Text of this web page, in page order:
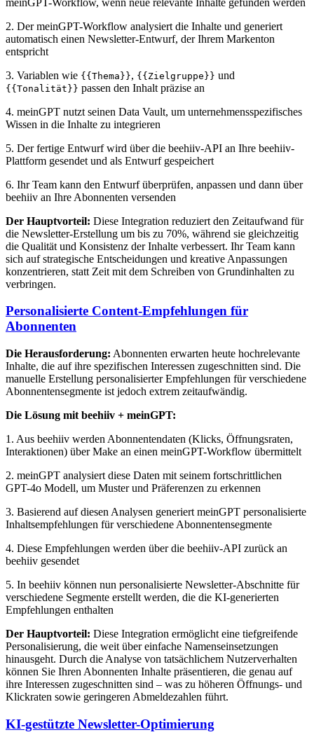
2. Der meinGPT-Workflow analysiert die Inhalte und generiert
automatisch einen Newsletter-Entwurf, der Ihrem Markenton
entspricht
3. Variablen wie {{Thema}}, {{Zielgruppe}} und
{{Tonalität}} passen den Inhalt präzise an
4. meinGPT nutzt seinen Data Vault, um unternehmensspezifisches
Wissen in die Inhalte zu integrieren
5. Der fertige Entwurf wird über die beehiiv-API an Ihre beehiiv-
Plattform gesendet und als Entwurf gespeichert
6. Ihr Team kann den Entwurf überprüfen, anpassen und dann über
beehiiv an Ihre Abonnenten versenden
Der Hauptvorteil: Diese Integration reduziert den Zeitaufwand für
die Newsletter-Erstellung um bis zu 70%, während sie gleichzeitig
die Qualität und Konsistenz der Inhalte verbessert. Ihr Team kann
sich auf strategische Entscheidungen und kreative Anpassungen
konzentrieren, statt Zeit mit dem Schreiben von Grundinhalten zu
verbringen.
Personalisierte Content-Empfehlungen für
Abonnenten
Die Herausforderung: Abonnenten erwarten heute hochrelevante
Inhalte, die auf ihre spezifischen Interessen zugeschnitten sind. Die
manuelle Erstellung personalisierter Empfehlungen für verschiedene
Abonnentensegmente ist jedoch extrem zeitaufwändig.
Die Lösung mit beehiiv + meinGPT:
1. Aus beehiiv werden Abonnentendaten (Klicks, Öffnungsraten,
Interaktionen) über Make an einen meinGPT-Workflow übermittelt
2. meinGPT analysiert diese Daten mit seinem fortschrittlichen
GPT-4o Modell, um Muster und Präferenzen zu erkennen
3. Basierend auf diesen Analysen generiert meinGPT personalisierte
Inhaltsempfehlungen für verschiedene Abonnentensegmente
4. Diese Empfehlungen werden über die beehiiv-API zurück an
beehiiv gesendet
5. In beehiiv können nun personalisierte Newsletter-Abschnitte für
verschiedene Segmente erstellt werden, die die KI-generierten
Empfehlungen enthalten
Der Hauptvorteil: Diese Integration ermöglicht eine tiefgreifende
Personalisierung, die weit über einfache Namenseinsetzungen
hinausgeht. Durch die Analyse von tatsächlichem Nutzerverhalten
können Sie Ihren Abonnenten Inhalte präsentieren, die genau auf
ihre Interessen zugeschnitten sind – was zu höheren Öffnungs- und
Klickraten sowie geringeren Abmeldezahlen führt.
KI-gestützte Newsletter-Optimierung